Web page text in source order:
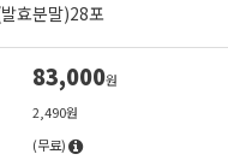
효분말)28포
83,000원
2,490원
(무료)